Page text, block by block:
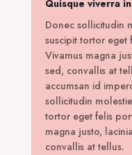
Quisque viverra
Donec sollicitudin
suscipit tortor
Vivamus magna
sed, convallis at
accumsan id
sollicitudin
tortor eget felis
magna justo,
convallis at tellus.